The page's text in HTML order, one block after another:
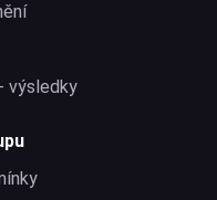
výsledky